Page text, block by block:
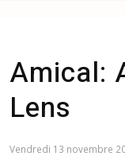
Amical:
Lens
Vendredi 13 novembre